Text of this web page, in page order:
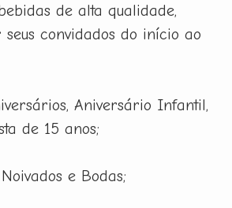
de alta qualidade,
convidados do início ao
Aniversário Infantil,
de 15 anos;
e Bodas;